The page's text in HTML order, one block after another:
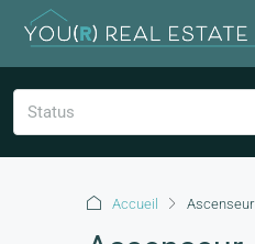
Status
Accueil Ascenseur